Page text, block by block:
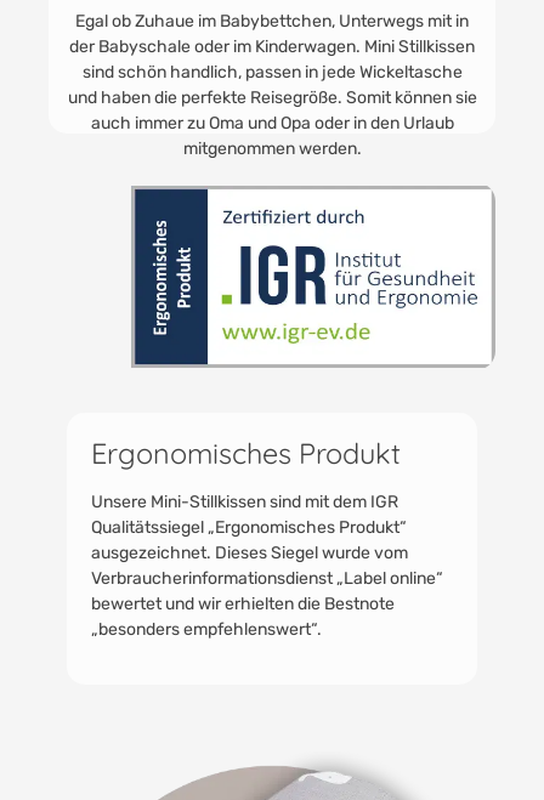
Unterwegs mit in
Mini Stillkissen
in jede Wickeltasche
Somit können sie
oder in den Urlaub
Einfach das Kissen über den
schon kann das Stillen oder
beginnen. Der Kopf des Babys
stabil gelagert. Somit kann beim
verrutschen.
Ergonomisches Produkt
Unsere Mini-Stillkissen sind mit dem IGR
Qualitätssiegel „Ergonomisches Produkt“
ausgezeichnet. Dieses Siegel wurde vom
Verbraucherinformationsdienst „Label online“
bewertet und wir erhielten die Bestnote
„besonders empfehlenswert“.